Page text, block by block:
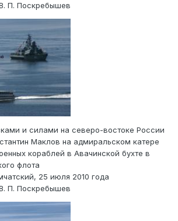
П. Поскребышев
и силами на северо-востоке России
Маклов на адмиральском катере
кораблей в Авачинской бухте в
флота
25 июля 2010 года
П. Поскребышев